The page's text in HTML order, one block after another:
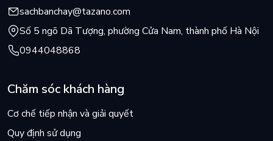
sachbanchay@tazano.com
Số 5 ngõ Dã Tượng, phường Cửa Nam, thành phố Hà Nội
0944048868
Chăm sóc khách hàng
Cơ chế tiếp nhận và giải quyết
Quy định sử dụng